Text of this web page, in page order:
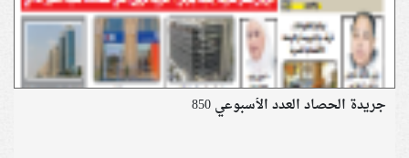
جريدة الحصاد العدد الأسبوعي 850